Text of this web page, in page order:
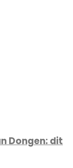
Dongen: dit